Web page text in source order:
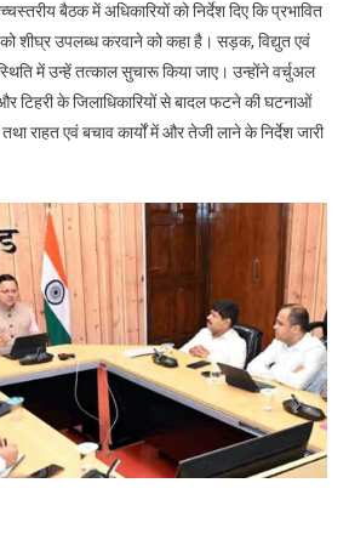
बैठक में अधिकारियों को निर्देश दिए कि प्रभावित
शीघ्र उपलब्ध करवाने को कहा है। सड़क, विद्युत एवं
में उन्हें तत्काल सुचारू किया जाए। उन्होंने वर्चुअल
टिहरी के जिलाधिकारियों से बादल फटने की घटनाओं
राहत एवं बचाव कार्यों में और तेजी लाने के निर्देश जारी